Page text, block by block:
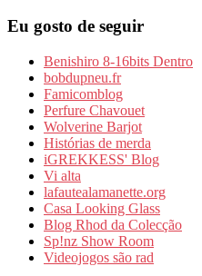
Eu gosto de seguir
Benishiro 8-16bits Dentro
bobdupneu.fr
Famicomblog
Perfure Chavouet
Wolverine Barjot
Histórias de merda
iGREKKESS' Blog
Vi alta
lafautealamanette.org
Casa Looking Glass
Blog Rhod da Colecção
Sp!nz Show Room
Videojogos são rad